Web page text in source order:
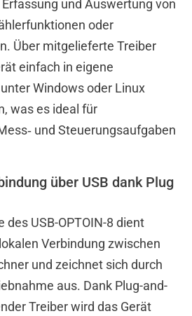
und Auswertung von
oder
Über mitgelieferte Treiber
einfach in eigene
Windows oder Linux
was es ideal für
und Steuerungsaufgaben
über USB dank Plug
des USB-OPTOIN-8 dient
Verbindung zwischen
und zeichnet sich durch
aus. Dank Plug-and-
Treiber wird das Gerät